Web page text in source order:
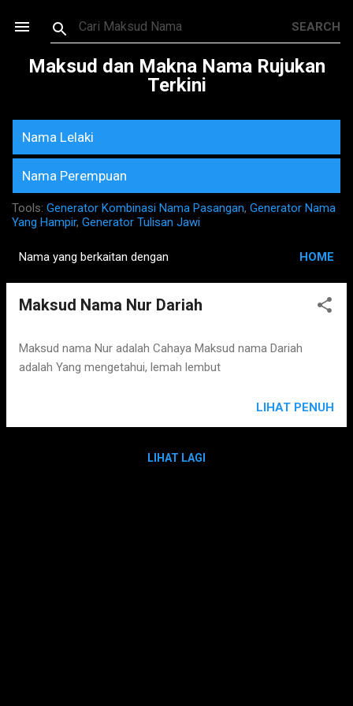
Skip to main content
Maksud dan Makna Nama Rujukan
Terkini
Nama Lelaki
Nama Perempuan
Tools: Generator Kombinasi Nama Pasangan, Generator Nama
Yang Hampir, Generator Tulisan Jawi
o
Nama yang berkaitan dengan HOME
Maksud Nama Nur Dariah
Maksud nama Nur adalah Cahaya Maksud nama Dariah
adalah Yang mengetahui, lemah lembut
LIHAT PENUH
LIHAT LAGI